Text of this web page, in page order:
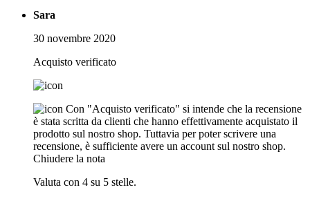
Sara
30 novembre 2020
Acquisto verificato
Con "Acquisto verificato" si intende che la recensione
è stata scritta da clienti che hanno effettivamente acquistato il
prodotto sul nostro shop. Tuttavia per poter scrivere una
recensione, è sufficiente avere un account sul nostro shop.
Chiudere la nota
Valuta con 4 su 5 stelle.